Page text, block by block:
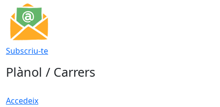
Subscriu-te
Plànol / Carrers
Accedeix